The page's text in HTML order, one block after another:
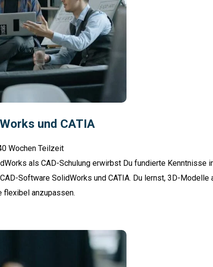
und CATIA
Wochen Teilzeit
als CAD-Schulung erwirbst Du fundierte Kenntnisse
Software SolidWorks und CATIA. Du lernst, 3D-Modelle
flexibel anzupassen.